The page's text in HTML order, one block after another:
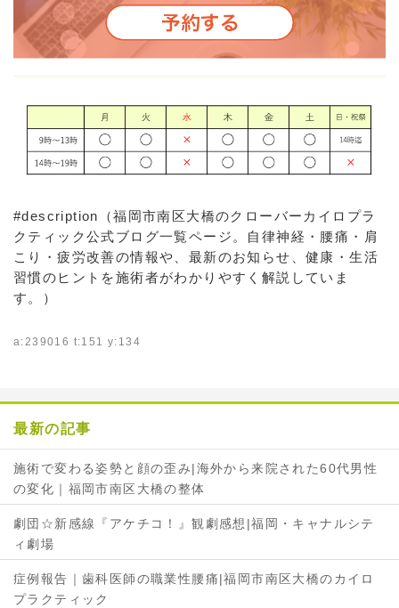
#description（福岡市南区大橋のクローバーカイロプラ
クティック公式ブログ一覧ページ。自律神経・腰痛・肩
こり・疲労改善の情報や、最新のお知らせ、健康・生活
習慣のヒントを施術者がわかりやすく解説していま
す。）
a:239016 t:151 y:134
最新の記事
施術で変わる姿勢と顔の歪み|海外から来院された60代男性
の変化｜福岡市南区大橋の整体
劇団☆新感線『アケチコ！』観劇感想|福岡・キャナルシテ
ィ劇場
症例報告｜歯科医師の職業性腰痛|福岡市南区大橋のカイロ
プラクティック